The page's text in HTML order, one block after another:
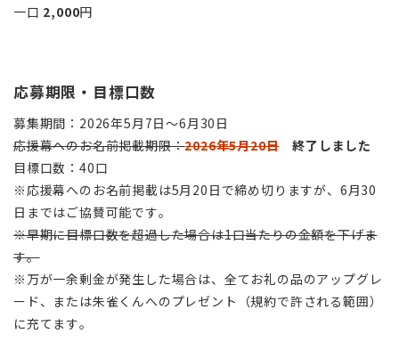
一口 2,000円
応募期限・目標口数
募集期間：2026年5月7日〜6月30日
応援幕へのお名前掲載期限：2026年5月20日
終了しました
目標口数：40口
※応援幕へのお名前掲載は5月20日で締め切りますが、6月30
日まではご協賛可能です。
※早期に目標口数を超過した場合は1口当たりの金額を下げま
す。
※万が一余剰金が発生した場合は、全てお礼の品のアップグレ
ード、または朱雀くんへのプレゼント（規約で許される範囲）
に充てます。